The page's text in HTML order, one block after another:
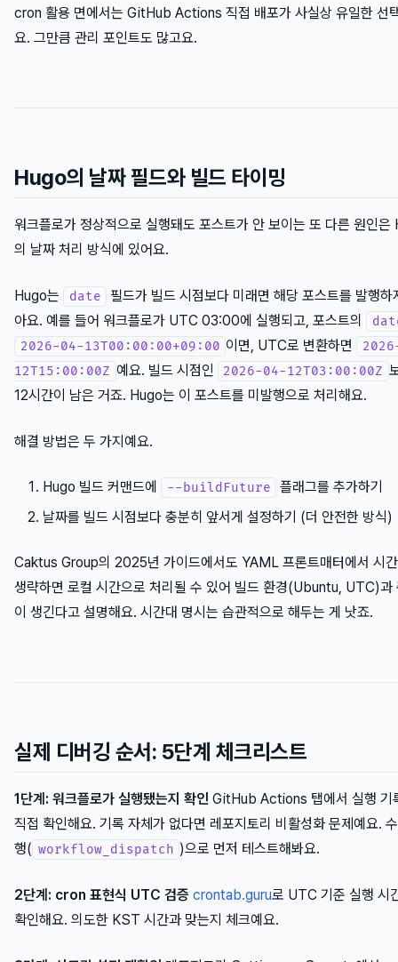
cron 활용 면에서는 GitHub Actions 직접 배포가 사실상 유일한 선
요. 그만큼 관리 포인트도 많고요.
Hugo의 날짜 필드와 빌드 타이밍
워크플로가 정상적으로 실행돼도 포스트가 안 보이는 또 다른 원인은
의 날짜 처리 방식에 있어요.
Hugo는 date
필드가 빌드 시점보다 미래면 해당 포스트를 발행하
아요. 예를 들어 워크플로가 UTC 03:00에 실행되고, 포스트의
2026-04-13T00:00:00+09:00 이면, UTC로 변환하면
12T15:00:00Z 예요. 빌드 시점인 2026-04-12T03:00:00Z
12시간이 남은 거죠. Hugo는 이 포스트를 미발행으로 처리해요.
해결 방법은 두 가지예요.
Hugo 빌드 커맨드에 --buildFuture
플래그를 추가하기
날짜를 빌드 시점보다 충분히 앞서게 설정하기 (더 안전한 방식)
Caktus Group의 2025년 가이드에서도 YAML 프론트매터에서 시
생략하면 로컬 시간으로 처리될 수 있어 빌드 환경(Ubuntu, UTC)과
이 생긴다고 설명해요. 시간대 명시는 습관적으로 해두는 게 낫죠.
실제 디버깅 순서: 5단계 체크리스트
1단계: 워크플로가 실행됐는지 확인 GitHub Actions 탭에서 실행 기
직접 확인해요. 기록 자체가 없다면 레포지토리 비활성화 문제예요.
행( workflow_dispatch )으로 먼저 테스트해봐요.
2단계: cron 표현식 UTC 검증 crontab.guru로 UTC 기준 실행 시
확인해요. 의도한 KST 시간과 맞는지 체크예요.